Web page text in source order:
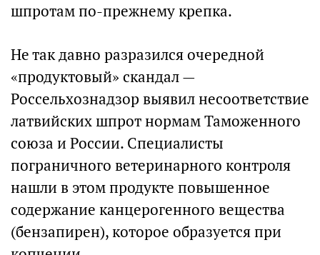
шпротам по-прежнему крепка.
Не так давно разразился очередной
«продуктовый» скандал —
Россельхознадзор выявил несоответствие
латвийских шпрот нормам Таможенного
союза и России. Специалисты
пограничного ветеринарного контроля
нашли в этом продукте повышенное
содержание канцерогенного вещества
(бензапирен), которое образуется при